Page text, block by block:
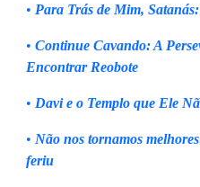
• Para Trás de Mim,
• Continue Cavando: A
Encontrar Reobote
• Davi e o Templo que Ele
• Não nos tornamos
feriu